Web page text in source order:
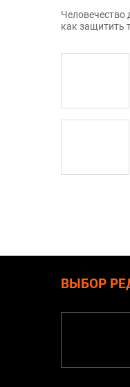
Человечество
как защитить
ВЫБОР